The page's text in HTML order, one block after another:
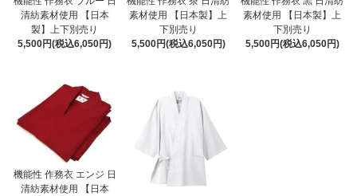
清紡素材使用 【日本
製】上下別売り
5,500円(税込6,050円)
素材使用 【日本製】上
下別売り
5,500円(税込6,050円)
素材使用 【日本製】上
下別売り
5,500円(税込6,050円)
機能性 作務衣 エンジ 日
清紡素材使用 【日本